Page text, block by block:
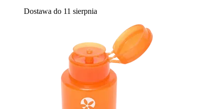
Dostawa do 11 sierpnia